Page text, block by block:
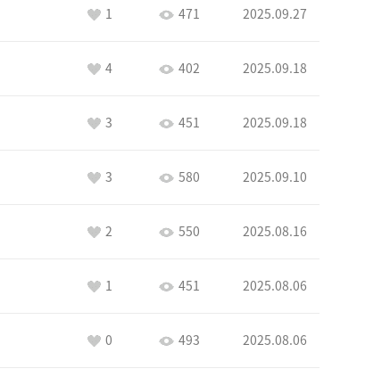
1 471 2025.09.27
4 402 2025.09.18
3 451 2025.09.18
3 580 2025.09.10
2 550 2025.08.16
1 451 2025.08.06
0 493 2025.08.06